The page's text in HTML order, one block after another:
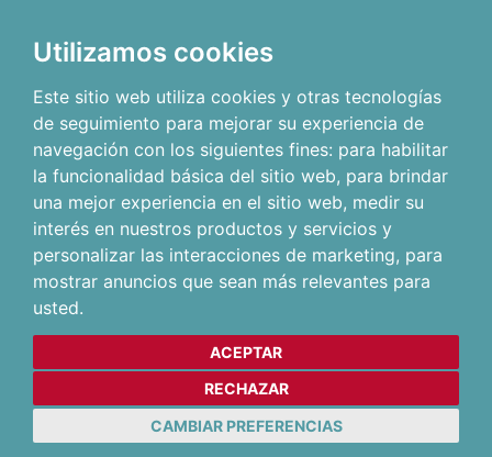
Utilizamos cookies
Este sitio web utiliza cookies y otras tecnologías
de seguimiento para mejorar su experiencia de
navegación con los siguientes fines: para habilitar
la funcionalidad básica del sitio web, para brindar
una mejor experiencia en el sitio web, medir su
interés en nuestros productos y servicios y
personalizar las interacciones de marketing, para
mostrar anuncios que sean más relevantes para
usted.
ACEPTAR
RECHAZAR
CAMBIAR PREFERENCIAS